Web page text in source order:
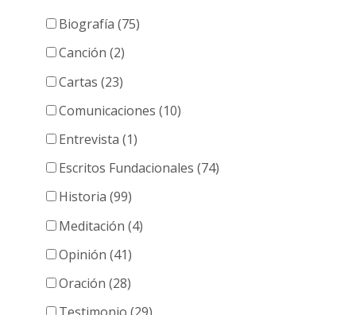
Biografía (75)
Canción (2)
Cartas (23)
Comunicaciones (10)
Entrevista (1)
Escritos Fundacionales (74)
Historia (99)
Meditación (4)
Opinión (41)
Oración (28)